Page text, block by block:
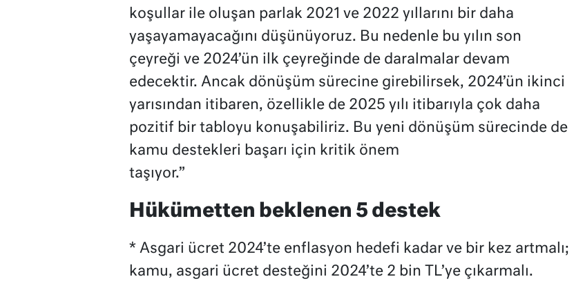
koşullar ile oluşan parlak 2021 ve 2022 yıllarını bir daha
yaşayamayacağını düşünüyoruz. Bu nedenle bu yılın son
çeyreği ve 2024’ün ilk çeyreğinde de daralmalar devam
edecektir. Ancak dönüşüm sürecine girebilirsek, 2024’ün ikinci
yarısından itibaren, özellikle de 2025 yılı itibarıyla çok daha
pozitif bir tabloyu konuşabiliriz. Bu yeni dönüşüm sürecinde de
kamu destekleri başarı için kritik önem
taşıyor.”
Hükümetten beklenen 5 destek
* Asgari ücret 2024’te enflasyon hedefi kadar ve bir kez artmalı;
kamu, asgari ücret desteğini 2024’te 2 bin TL’ye çıkarmalı.